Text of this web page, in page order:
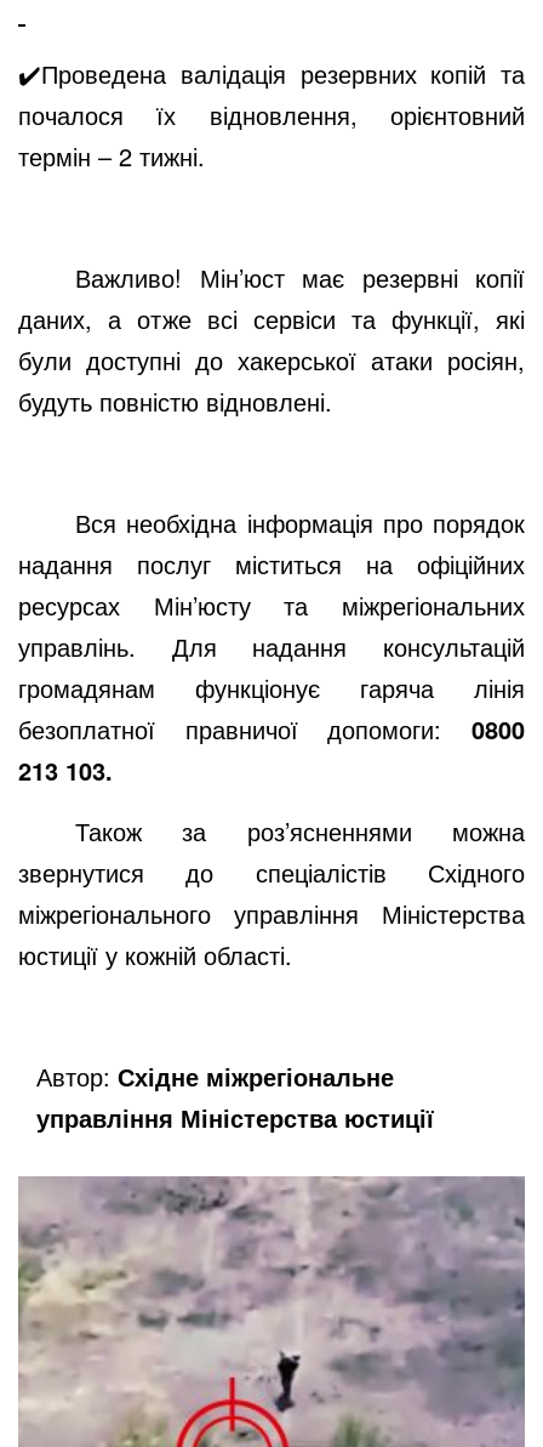
✔️Проведена валідація резервних копій та
почалося їх відновлення, орієнтовний
термін – 2 тижні.
Важливо! Мін’юст має резервні копії
даних, а отже всі сервіси та функції, які
були доступні до хакерської атаки росіян,
будуть повністю відновлені.
Вся необхідна інформація про порядок
надання послуг міститься на офіційних
ресурсах Мін’юсту та міжрегіональних
управлінь. Для надання консультацій
громадянам функціонує гаряча лінія
безоплатної правничої допомоги: 0800
213 103.
Також за роз’ясненнями можна
звернутися до спеціалістів Східного
міжрегіонального управління Міністерства
юстиції у кожній області.
Автор: Східне міжрегіональне
управління Міністерства юстиції